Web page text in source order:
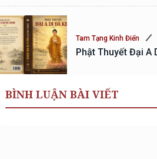
Tam Tạng Kinh Điển
Phật Thuyết Đại A
BÌNH LUẬN BÀI VIẾT